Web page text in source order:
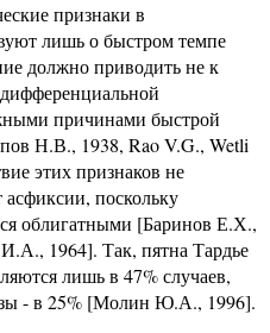
признаки в
лишь о быстром темпе
должно приводить не к
причинами быстрой
Н.В., 1938, Rao V.G., Wetli
этих признаков не
асфиксии, поскольку
облигатными [Баринов Е.Х.,
1964]. Так, пятна Тардье
лишь в 47% случаев,
- в 25% [Молин Ю.А., 1996].